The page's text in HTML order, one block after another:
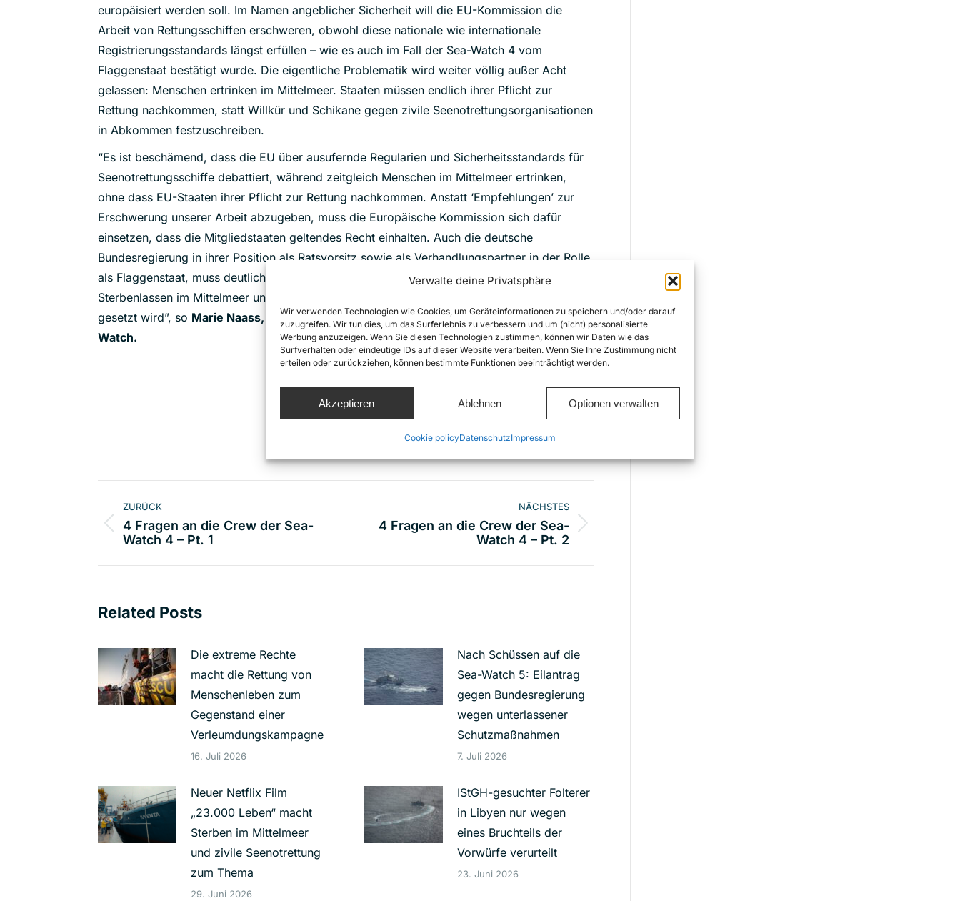
Verwalte deine Privatsphäre
Wir verwenden Technologien wie Cookies, um Geräteinformationen zu speichern und/oder darauf
zuzugreifen. Wir tun dies, um das Surferlebnis zu verbessern und um (nicht) personalisierte
Werbung anzuzeigen. Wenn Sie diesen Technologien zustimmen, können wir Daten wie das
Surfverhalten oder eindeutige IDs auf dieser Website verarbeiten. Wenn Sie Ihre Zustimmung nicht
erteilen oder zurückziehen, können bestimmte Funktionen beeinträchtigt werden.
Akzeptieren Ablehnen Optionen verwalten
Cookie policyDatenschutzImpressum
europäisiert werden soll. Im Namen angeblicher Sicherheit will die EU-Kommission die
Arbeit von Rettungsschiffen erschweren, obwohl diese nationale wie internationale
Registrierungsstandards längst erfüllen – wie es auch im Fall der Sea-Watch 4 vom
Flaggenstaat bestätigt wurde. Die eigentliche Problematik wird weiter völlig außer Acht
gelassen: Menschen ertrinken im Mittelmeer. Staaten müssen endlich ihrer Pflicht zur
Rettung nachkommen, statt Willkür und Schikane gegen zivile Seenotrettungsorganisationen
in Abkommen festzuschreiben.
“Es ist beschämend, dass die EU über ausufernde Regularien und Sicherheitsstandards für
Seenotrettungsschiffe debattiert, während zeitgleich Menschen im Mittelmeer ertrinken,
ohne dass EU-Staaten ihrer Pflicht zur Rettung nachkommen. Anstatt ‘Empfehlungen’ zur
Erschwerung unserer Arbeit abzugeben, muss die Europäische Kommission sich dafür
einsetzen, dass die Mitgliedstaaten geltendes Recht einhalten. Auch die deutsche
Bundesregierung in ihrer Position als Ratsvorsitz sowie als Verhandlungspartner in der Rolle
als Flaggenstaat, muss deutlich dazu Position beziehen und ihr Amt dafür nutzen, dass dem
Sterbenlassen im Mittelmeer und der rassistischen Abschottungspolitik Europas ein Ende
gesetzt wird”, so Marie Naass, Leiterin der politischen Öffentlichkeitsarbeit von Sea-
Watch.
Share this
ZURÜCK
Vorheriger
4 Fragen an die Crew der Sea-
Watch 4 – Pt. 1
NÄCHSTES
Nächster
4 Fragen an die Crew der Sea-
Watch 4 – Pt. 2
Related Posts
Die extreme Rechte
macht die Rettung von
Menschenleben zum
Gegenstand einer
Verleumdungskampagne
16. Juli 2026
Nach Schüssen auf die
Sea-Watch 5: Eilantrag
gegen Bundesregierung
wegen unterlassener
Schutzmaßnahmen
7. Juli 2026
Neuer Netflix Film
„23.000 Leben“ macht
Sterben im Mittelmeer
und zivile Seenotrettung
zum Thema
29. Juni 2026
IStGH-gesuchter Folterer
in Libyen nur wegen
eines Bruchteils der
Vorwürfe verurteilt
23. Juni 2026